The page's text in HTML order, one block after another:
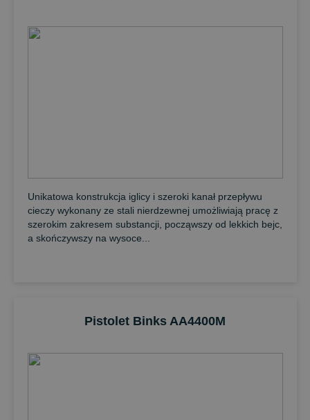
Unikatowa konstrukcja iglicy i szeroki kanał przepływu
cieczy wykonany ze stali nierdzewnej umożliwiają pracę z
szerokim zakresem substancji, począwszy od lekkich bejc,
a skończywszy na wysoce...
Pistolet Binks AA4400M